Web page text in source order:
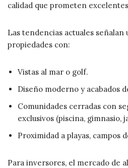
calidad que prometen
Las tendencias actuales
propiedades con:
Vistas al mar o golf.
Diseño moderno y acabados
Comunidades cerradas con
exclusivos (piscina, gimnasio,
Proximidad a playas, campos
Para inversores, el mercado de